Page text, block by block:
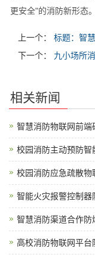
更安全"的消防新形态。
上一个：
标题：智
下一个：
九小场所
相关新闻
智慧消防物联网前
校园消防主动预防
校园消防应急疏散
智能火灾报警控制
智慧消防渠道合作
高校消防物联网平